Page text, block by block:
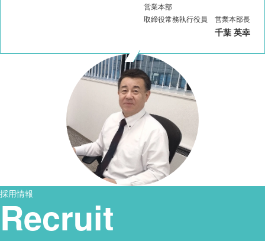
営業本部
取締役常務執行役員 営業本部長
千葉 英幸
採用情報
Recruit